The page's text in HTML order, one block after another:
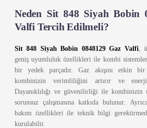
Neden Sit 848 Siyah Bobin
Valfi Tercih Edilmeli?
Sit 848 Siyah Bobin 0848129 Gaz Valfi,
geniş uyumluluk özellikleri ile kombi
bir yedek parçadır. Gaz akışını etkin bir
kombinizin verimliliğini artırır ve
Dayanıklılığı ve güvenilirliği ile kombinizin
sorunsuz çalışmasına katkıda bulunur.
bakım özellikleri ile teknik bilgi
kurulabilir.